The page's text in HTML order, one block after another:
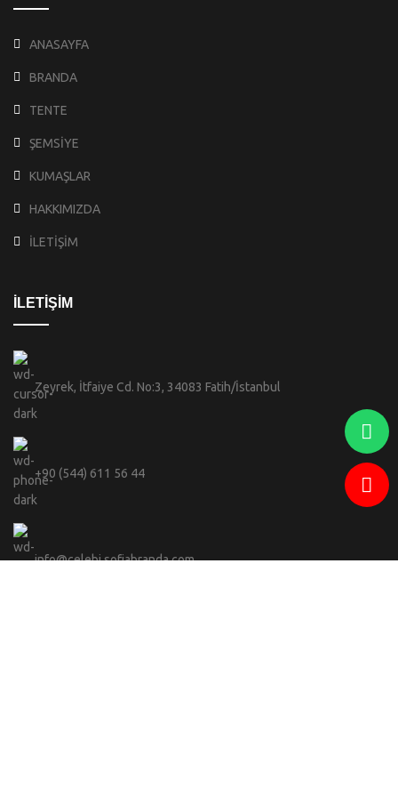
ANASAYFA
BRANDA
TENTE
ŞEMSİYE
KUMAŞLAR
HAKKIMIZDA
İLETİŞİM
İLETİŞİM
Zeyrek, İtfaiye Cd. No:3, 34083 Fatih/İstanbul
+90 (544) 611 56 44
info@celebi.sofiabranda.com